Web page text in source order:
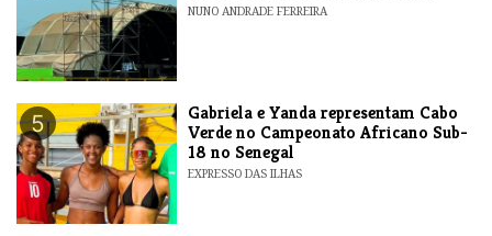
NUNO ANDRADE FERREIRA
5
Gabriela e Yanda representam Cabo
Verde no Campeonato Africano Sub-
18 no Senegal
EXPRESSO DAS ILHAS